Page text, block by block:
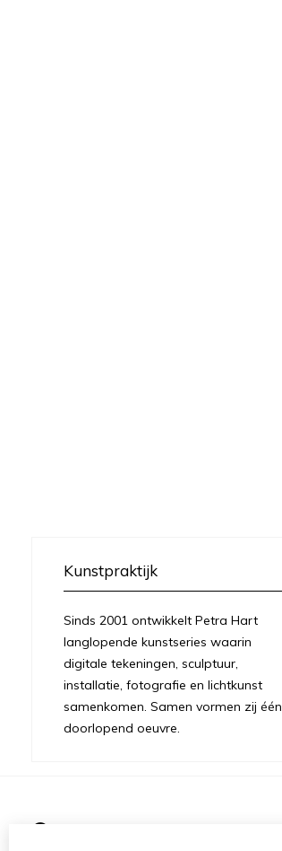
Kunstpraktijk
Sinds 2001 ontwikkelt Petra Hart
langlopende kunstseries waarin
digitale tekeningen, sculptuur,
installatie, fotografie en lichtkunst
samenkomen. Samen vormen zij één
doorlopend oeuvre.